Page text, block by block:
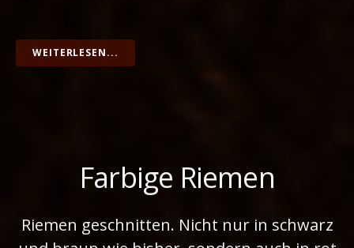
WEITERLESEN...
Farbige Riemen
Riemen geschnitten. Nicht nur in schwarz